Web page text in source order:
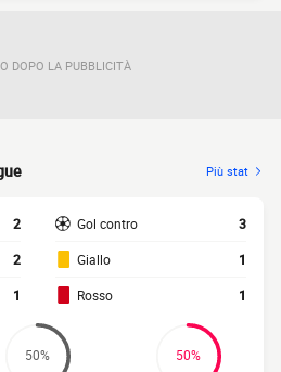
DOPO LA PUBBLICITÀ
Più stat
2
2
1
Gol contro 3
Giallo 1
Rosso 1
50% 50%